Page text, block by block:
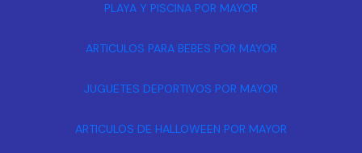
PLAYA Y PISCINA POR MAYOR
ARTICULOS PARA BEBES POR MAYOR
JUGUETES DEPORTIVOS POR MAYOR
ARTICULOS DE HALLOWEEN POR MAYOR